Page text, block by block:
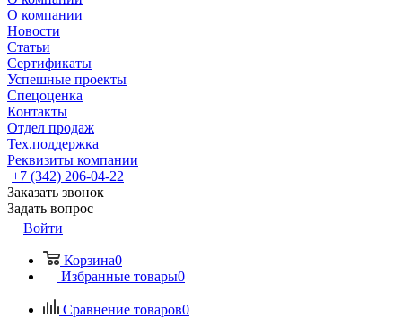
О компании
Новости
Статьи
Сертификаты
Успешные проекты
Спецоценка
Контакты
Отдел продаж
Тех.поддержка
Реквизиты компании
+7 (342) 206-04-22
Заказать звонок
Задать вопрос
Войти
Корзина0
Избранные товары0
Сравнение товаров0